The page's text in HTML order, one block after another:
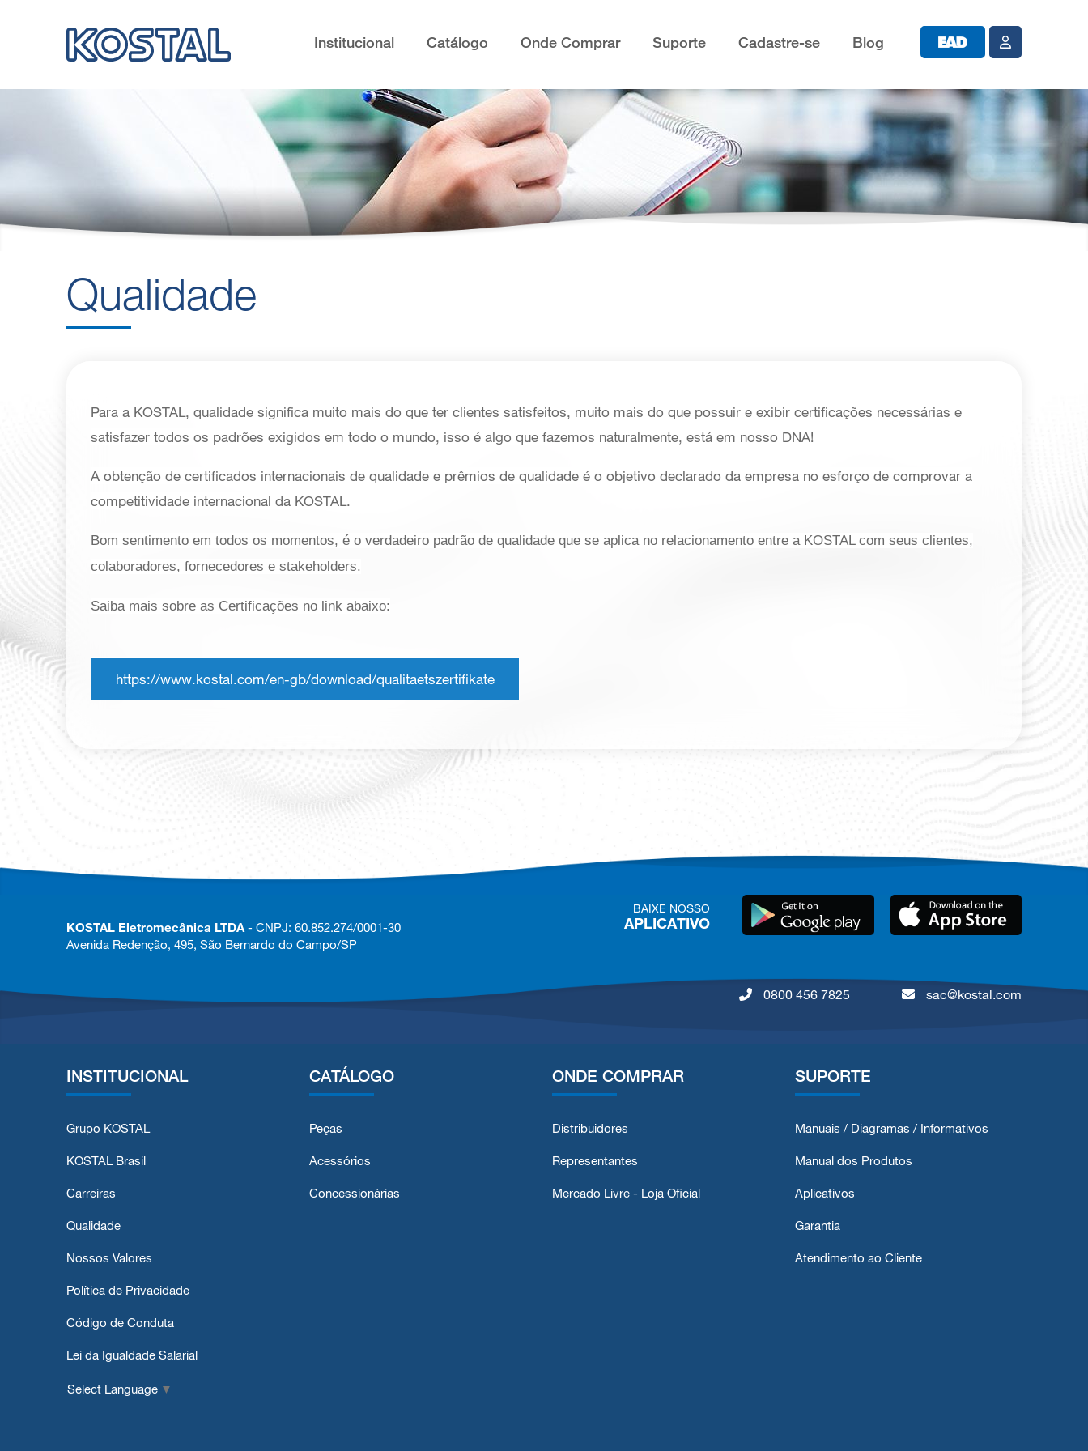
Institucional Catálogo Onde Comprar Suporte Cadastre-se Blog
Qualidade
Para a KOSTAL, qualidade significa muito mais do que ter clientes satisfeitos, muito mais do que possuir e exibir certificações necessárias e
satisfazer todos os padrões exigidos em todo o mundo, isso é algo que fazemos naturalmente, está em nosso DNA!
A obtenção de certificados internacionais de qualidade e prêmios de qualidade é o objetivo declarado da empresa no esforço de comprovar a
competitividade internacional da KOSTAL.
Bom sentimento em todos os momentos, é o verdadeiro padrão de qualidade que se aplica no relacionamento entre a KOSTAL com seus clientes,
colaboradores, fornecedores e stakeholders.
Saiba mais sobre as Certificações no link abaixo:
https://www.kostal.com/en-gb/download/qualitaetszertifikate
KOSTAL Eletromecânica LTDA- CNPJ: 60.852.274/0001-30
Avenida Redenção, 495, São Bernardo do Campo/SP
BAIXE NOSSO
APLICATIVO
0800 456 7825 sac@kostal.com
INSTITUCIONAL
Grupo KOSTAL
KOSTAL Brasil
Carreiras
Qualidade
Nossos Valores
Política de Privacidade
Código de Conduta
Lei da Igualdade Salarial
Select Language ▼
CATÁLOGO
Peças
Acessórios
Concessionárias
ONDE COMPRAR
Distribuidores
Representantes
Mercado Livre - Loja Oficial
SUPORTE
Manuais / Diagramas / Informativos
Manual dos Produtos
Aplicativos
Garantia
Atendimento ao Cliente